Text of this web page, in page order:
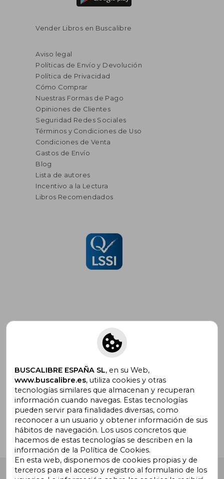
Vender Libros en Buscalibre
Aviso legal
Políticas de Envío y Devolución
Política de Privacidad
Cómo Comprar
Nuestras Formas de Pago
Opiniones de Clientes
Seguridad Redes Sociales
Términos y Condiciones de Uso
Condiciones de Venta
Gastos de Envío
Blog
Lista de autores
Incentivo a la Lectura
Libros Recomendados
Suscríbete para recibir ofertas y
promociones
¿Necesitas ayuda?
Ir a Centro de Soporte
Buscalibre España . Calle Energía, 65, Nave 3 (08940),
BUSCALIBRE ESPAÑA SL, en su Web,
www.buscalibre.es, utiliza cookies y otras
tecnologías similares que almacenan y recuperan
información cuando navegas. Estas tecnologías
pueden servir para finalidades diversas, como
reconocer a un usuario y obtener información de sus
hábitos de navegación. Los usos concretos que
hacemos de estas tecnologías se describen en la
información de la Política de Cookies.
En esta web, disponemos de cookies propias y de
terceros para el acceso y registro al formulario de los